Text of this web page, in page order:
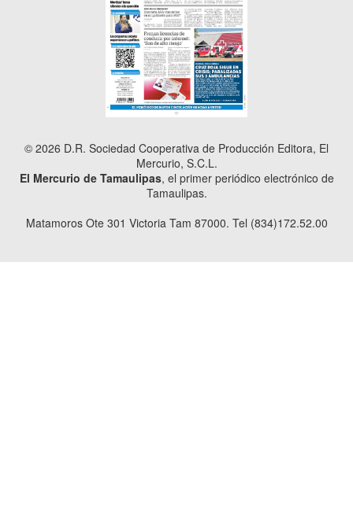
© 2026 D.R. Sociedad Cooperativa de Producción Editora, El
Mercurio, S.C.L.
El Mercurio de Tamaulipas, el primer periódico electrónico de
Tamaulipas.
Matamoros Ote 301 Victoria Tam 87000. Tel (834)172.52.00